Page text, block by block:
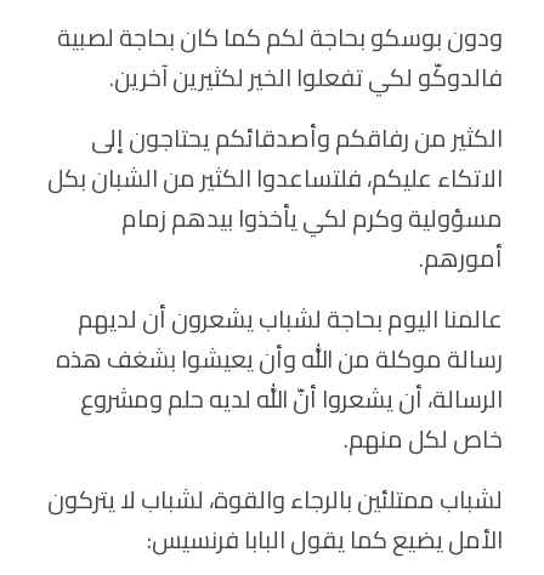
ودون بوسكو بحاجة لكم كما كان بحاجة لصبية
فالدوكّو لكي تفعلوا الخير لكثيرين آخرين.
الكثير من رفاقكم وأصدقائكم يحتاجون إلى
الاتكاء عليكم، فلتساعدوا الكثير من الشبان بكل
مسؤولية وكرم لكي يأخذوا بيدهم زمام
أمورهم.
عالمنا اليوم بحاجة لشباب يشعرون أن لديهم
رسالة موكلة من الله وأن يعيشوا بشغف هذه
الرسالة، أن يشعروا أنّ الله لديه حلم ومشروع
خاص لكل منهم.
لشباب ممتلئين بالرجاء والقوة، لشباب لا يتركون
الأمل يضيع كما يقول البابا فرنسيس: